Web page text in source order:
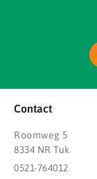
Contact
Roomweg 5
8334 NR Tuk
0521-764012